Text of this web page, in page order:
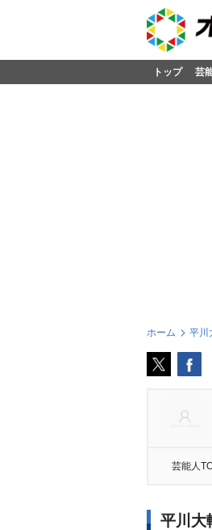
トップ 芸
ホーム 平川
芸能人
平川大